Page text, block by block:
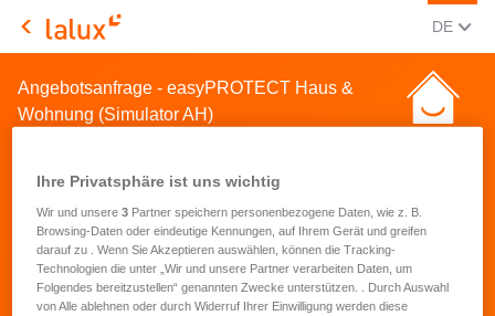
LALUX Assurances
DE
Angebotsanfrage - easyPROTECT Haus &
Wohnung (Simulator AH)
Angebotsanfrage für eine
Hausrat- und
Ihre Privatsphäre ist uns wichtig
Wir und unsere3 Partner speichern personenbezogene Daten, wie z. B.
Browsing-Daten oder eindeutige Kennungen, auf Ihrem Gerät und greifen
darauf zu . Wenn Sie Akzeptieren auswählen, können die Tracking-
Technologien die unter „Wir und unsere Partner verarbeiten Daten, um
Folgendes bereitzustellen“ genannten Zwecke unterstützen. . Durch Auswahl
von Alle ablehnen oder durch Widerruf Ihrer Einwilligung werden diese